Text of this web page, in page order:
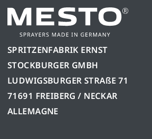
SPRITZENFABRIK ERNST
STOCKBURGER GMBH
LUDWIGSBURGER STRAßE 71
71691 FREIBERG / NECKAR
ALLEMAGNE